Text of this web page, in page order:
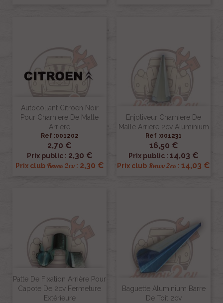
Autocollant Citroen Noir
Pour Charniere De Malle
Arriere
Ref :001202
2,70 €
Prix public : 2,30 €
Prix club Renov 2cv: 2,30 €
Enjoliveur Charniere De
Malle Arriere 2cv Aluminium
Ref :001231
16,50 €
Prix public : 14,03 €
Prix club Renov 2cv : 14,03 €
Patte De Fixation Arrière Pour
Capote De 2cv Fermeture
Extérieure
Baguette Aluminium Barre
De Toit 2cv